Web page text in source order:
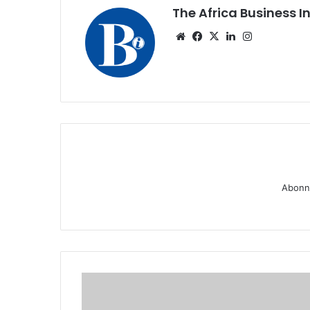
The Africa Business
WebsiteFacebook
X Linkedin